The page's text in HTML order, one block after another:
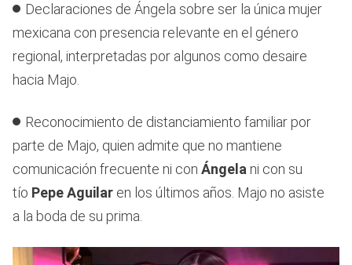
Declaraciones de Ángela sobre ser la única mujer
mexicana con presencia relevante en el género
regional, interpretadas por algunos como desaire
hacia Majo.
Reconocimiento de distanciamiento familiar por
parte de Majo, quien admite que no mantiene
comunicación frecuente ni con Ángela ni con su
tío Pepe Aguilar en los últimos años. Majo no asiste
a la boda de su prima.